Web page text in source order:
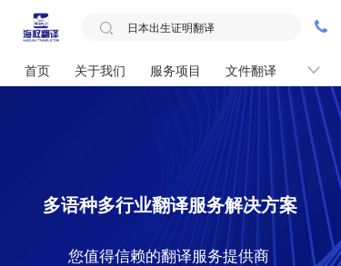
首页 关于我们 服务项目 文件翻译 联系我
多语种多行业翻译服务解决方案
您值得信赖的翻译服务提供商